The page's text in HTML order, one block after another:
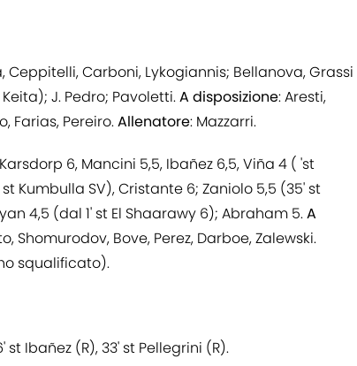
Ceppitelli, Carboni, Lykogiannis; Bellanova, Grassi
J. Pedro; Pavoletti.A disposizione: Aresti,
Farias, Pereiro.Allenatore: Mazzarri.
6, Mancini 5,5, Ibañez 6,5, Viña 4 ( 'st
Kumbulla SV), Cristante 6; Zaniolo 5,5 (35' st
4,5 (dal 1' st El Shaarawy 6); Abraham 5.A
Shomurodov, Bove, Perez, Darboe, Zalewski.
squalificato).
st Ibañez (R), 33' st Pellegrini (R).